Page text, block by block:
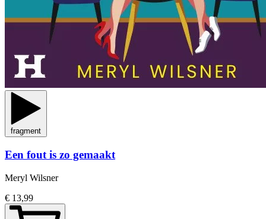
fragment
Een fout is zo gemaakt
Meryl Wilsner
€ 13,99